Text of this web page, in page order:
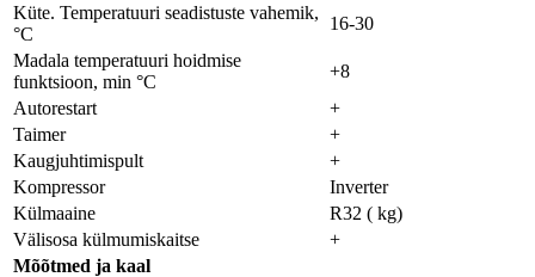
Küte. Temperatuuri seadistuste vahemik,
°C
16-30
Madala temperatuuri hoidmise
funktsioon, min °C
+8
Autorestart
+
Taimer
+
Kaugjuhtimispult
+
Kompressor
Inverter
Külmaaine
R32 ( kg)
Välisosa külmumiskaitse
+
Мõõtmed ja kaal